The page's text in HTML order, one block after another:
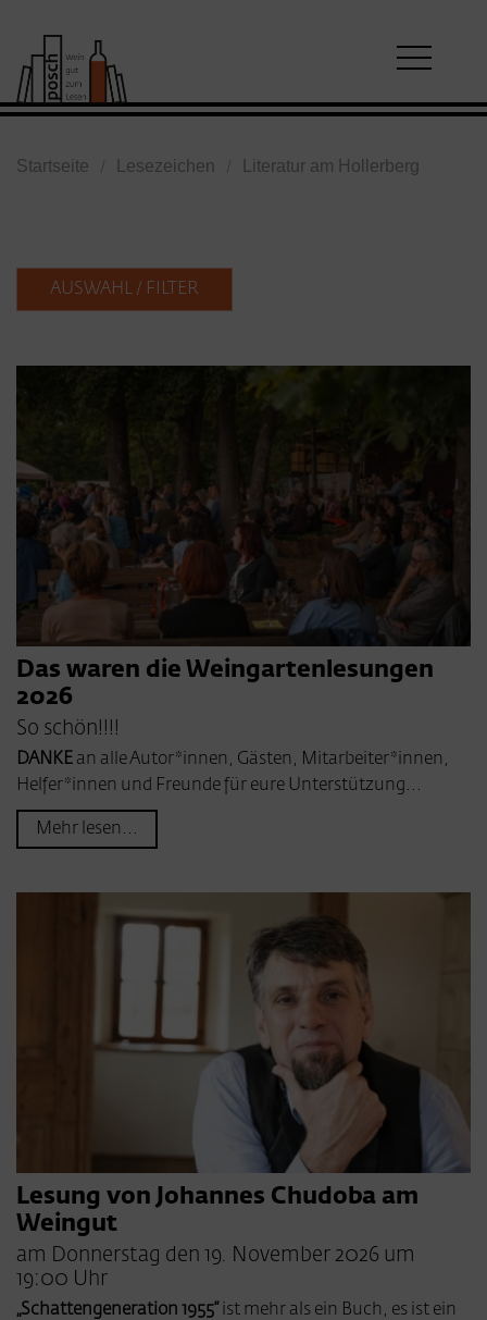
Startseite Lesezeichen Literatur am Hollerberg
AUSWAHL / FILTER
Das waren die Weingartenlesungen
2026
So schön!!!!
DANKE an alle Autor*innen, Gästen, Mitarbeiter*innen,
Helfer*innen und Freunde für eure Unterstützung...
Mehr lesen...
Lesung von Johannes Chudoba am
Weingut
am Donnerstag den 19. November 2026 um
19:00 Uhr
„Schattengeneration 1955“ ist mehr als ein Buch, es ist ein